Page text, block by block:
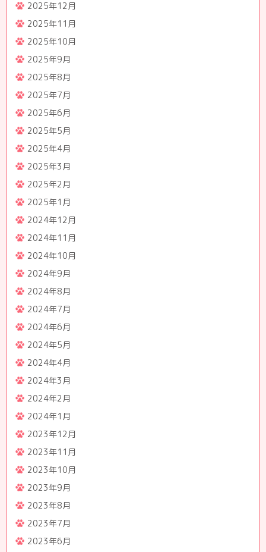
2025年12月
2025年11月
2025年10月
2025年9月
2025年8月
2025年7月
2025年6月
2025年5月
2025年4月
2025年3月
2025年2月
2025年1月
2024年12月
2024年11月
2024年10月
2024年9月
2024年8月
2024年7月
2024年6月
2024年5月
2024年4月
2024年3月
2024年2月
2024年1月
2023年12月
2023年11月
2023年10月
2023年9月
2023年8月
2023年7月
2023年6月